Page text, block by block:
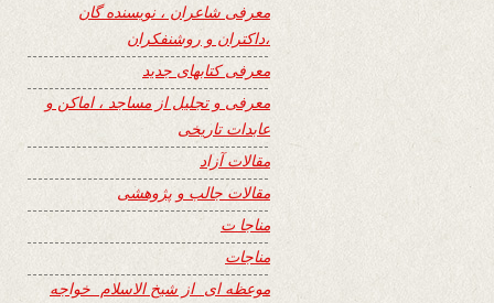
معرفی شاعران ، نویسنده گان
،داکتران و روشنفکران
معرفی کتابهای جدید
معرفی و تجلیل از مساجد ، اماکن و
عابدات تاریخی
مقالات آزاد
مقالات جالب و پژوهشی
مناجا ت
مناجات
موعظه ای از شیخ الاسلام خواجه